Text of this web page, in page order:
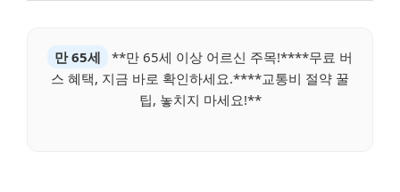
만 65세
**만 65세 이상 어르신 주목!****무료 버
스 혜택, 지금 바로 확인하세요.****교통비 절약 꿀
팁, 놓치지 마세요!**